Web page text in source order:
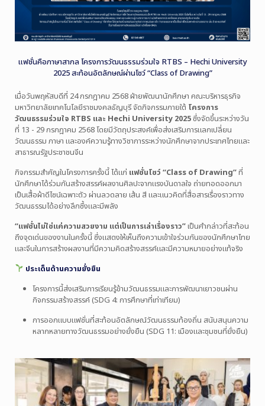
แฟชั่นคือภาษาสากล โครงการวัฒนธรรมร่วมใจ RTBS – Hechi University
2025 สะท้อนอัตลักษณ์ผ่านโชว์ “Class of Drawing”
เมื่อวันพฤหัสบดีที่ 24 กรกฎาคม 2568 ฝ่ายพัฒนานักศึกษา คณะบริหารธุรกิจ
มหาวิทยาลัยเทคโนโลยีราชมงคลธัญบุรี จัดกิจกรรมภายใต้ โครงการ
วัฒนธรรมร่วมใจ RTBS และ Hechi University 2025ซึ่งจัดขึ้นระหว่างวัน
ที่ 13 - 29 กรกฎาคม 2568 โดยมีวัตถุประสงค์เพื่อส่งเสริมการแลกเปลี่ยน
วัฒนธรรม ภาษา และองค์ความรู้ทางวิชาการระหว่างนักศึกษาจากประเทศไทยและ
สาธารณรัฐประชาชนจีน
กิจกรรมสำคัญในโครงการครั้งนี้ ได้แก่ แฟชั่นโชว์ “Class of Drawing”ที่
นักศึกษาได้ร่วมกันสร้างสรรค์ผลงานศิลปะจากแรงบันดาลใจ ถ่ายทอดออกมา
เป็นเสื้อผ้าดีไซน์เฉพาะตัว ผ่านลวดลาย เส้น สี และแนวคิดที่สื่อสารเรื่องราวทาง
วัฒนธรรมได้อย่างลึกซึ้งและมีพลัง
“แฟชั่นไม่ใช่แค่ความสวยงาม แต่เป็นการเล่าเรื่องราว”เป็นคำกล่าวที่สะท้อน
ถึงจุดเด่นของงานในครั้งนี้ ซึ่งแสดงให้เห็นถึงความเข้าใจร่วมกันของนักศึกษาไทย
และจีนในการสร้างผลงานที่มีความคิดสร้างสรรค์และมีความหมายอย่างแท้จริง
ประเด็นด้านความยั่งยืน
โครงการนี้ส่งเสริมการเรียนรู้ข้ามวัฒนธรรมและการพัฒนาเยาวชนผ่าน
กิจกรรมสร้างสรรค์ (SDG 4: การศึกษาที่เท่าเทียม)
การออกแบบแฟชั่นที่สะท้อนอัตลักษณ์วัฒนธรรมท้องถิ่น สนับสนุนความ
หลากหลายทางวัฒนธรรมอย่างยั่งยืน (SDG 11: เมืองและชุมชนที่ยั่งยืน)